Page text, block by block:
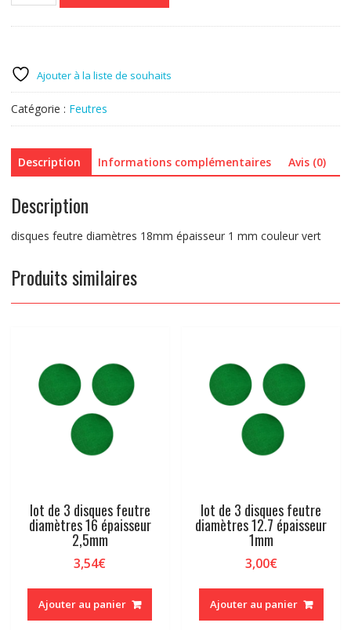
disques
feutre
diamètres
1mm
Ajouter à la liste de souhaits
Catégorie : Feutres
Description Informations complémentaires Avis (0)
Description
disques feutre diamètres 18mm épaisseur 1 mm couleur vert
Produits similaires
lot de 3 disques feutre
diamètres 16 épaisseur
2,5mm
3,54€
Ajouter au panier
lot de 3 disques feutre
diamètres 12.7 épaisseur
1mm
3,00€
Ajouter au panier